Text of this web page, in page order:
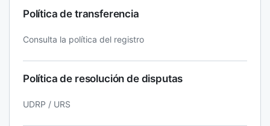
Política de transferencia
Consulta la política del registro
Política de resolución de disputas
UDRP / URS